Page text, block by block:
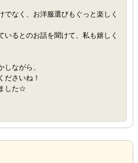
なく、お洋服選びもぐっと楽しく
るとのお話を聞けて、私も嬉しく
ながら、
ださいね！
した☆